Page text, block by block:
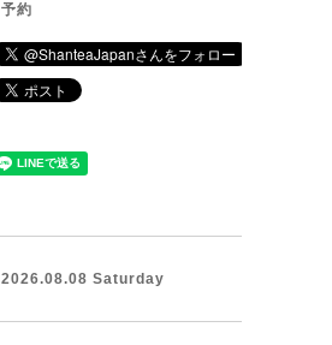
予約
2026.08.08 Saturday